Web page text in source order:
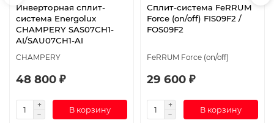
Инверторная сплит-
система Energolux
CHAMPERY SAS07CH1-
AI/SAU07CH1-AI
CHAMPERY
48 800 ₽
В корзину
Сплит-система FeRRUM
Force (on/off) FIS09F2 /
FOS09F2
FeRRUM Force (on/off)
29 600 ₽
В корзину